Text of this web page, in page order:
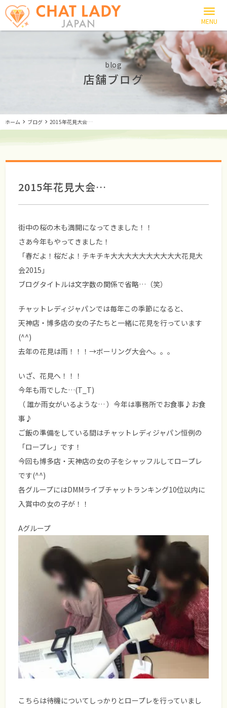
blog
店舗ブログ
ホーム ブログ 2015年花見大会…
2015年花見大会…
街中の桜の木も満開になってきました！！
さあ今年もやってきました！
「春だよ！桜だよ！チキチキ大大大大大大大大大大花見大
会2015」
ブログタイトルは文字数の関係で省略…（笑）
チャットレディジャパンでは毎年この季節になると、
天神店・博多店の女の子たちと一緒に花見を行っています
(^^)
去年の花見は雨！！！→ボーリング大会へ。。。
いざ、花見へ！！！
今年も雨でした…(T_T)
（ 誰か雨女がいるような… ）今年は事務所でお食事♪お食
事♪
ご飯の準備をしている間はチャットレディジャパン恒例の
「ロープレ」です！
今回も博多店・天神店の女の子をシャッフルしてロープレ
です(^^)
各グループにはDMMライブチャットランキング10位以内に
入賞中の女の子が！！
Aグループ
こちらは待機についてしっかりとロープレを行っていまし